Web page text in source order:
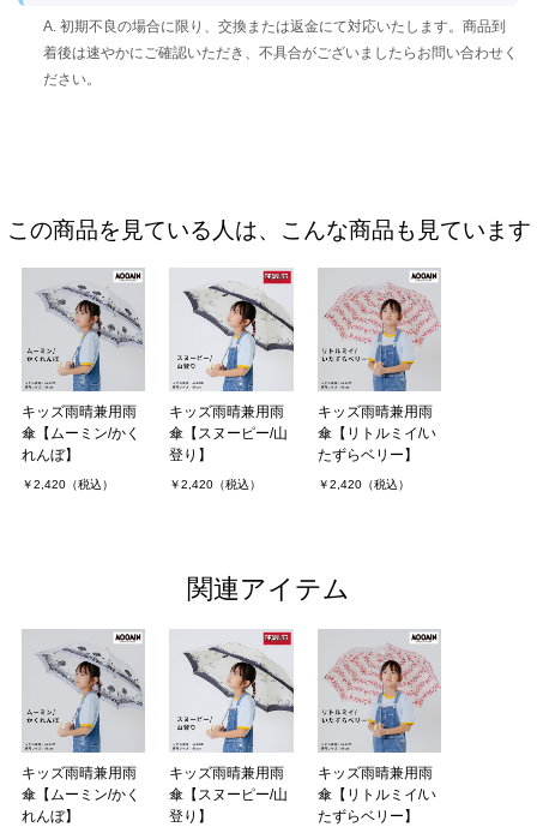
A. 初期不良の場合に限り、交換または返金にて対応いたします。商品到
着後は速やかにご確認いただき、不具合がございましたらお問い合わせく
ださい。
この商品を見ている人は、こんな商品も見ています
キッズ雨晴兼用雨
傘【ムーミン/かく
れんぼ】
￥2,420（税込）
キッズ雨晴兼用雨
傘【スヌーピー/山
登り】
￥2,420（税込）
キッズ雨晴兼用雨
傘【リトルミイ/い
たずらベリー】
￥2,420（税込）
関連アイテム
キッズ雨晴兼用雨
傘【ムーミン/かく
れんぼ】
キッズ雨晴兼用雨
傘【スヌーピー/山
登り】
キッズ雨晴兼用雨
傘【リトルミイ/い
たずらベリー】